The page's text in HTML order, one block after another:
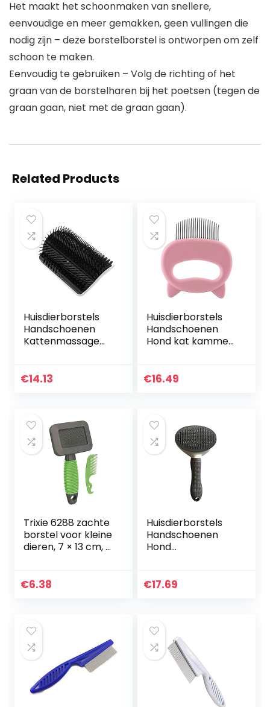
Het maakt het schoonmaken van snellere,
eenvoudige en meer gemakken, geen vullingen die
nodig zijn – deze borstelborstel is ontworpen om zelf
schoon te maken.
Eenvoudig te gebruiken – Volg de richting of het
graan van de borstelharen bij het poetsen (tegen de
graan gaan, niet met de graan gaan).
Related Products
Huisdierborstels
Handschoenen
Kattenmassage
het gezicht met
€14.13
Huisdierborstels
Handschoenen
Hond kat kammen
verzorging
€16.49
Trixie 6288 zachte
borstel voor kleine
dieren, 7 × 13 cm, (1
€6.38
Huisdierborstels
Handschoenen
Hond
Cats Comb PET
€17.69